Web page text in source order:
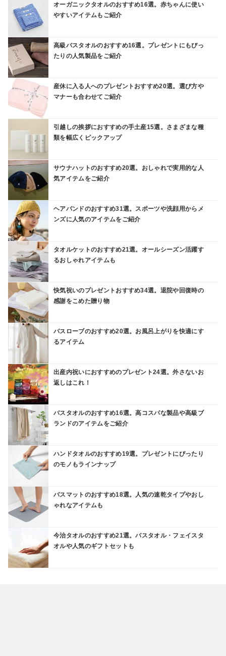
オーガニックタオルのおすすめ16選。赤ちゃんに使い
やすいアイテムもご紹介
高級バスタオルのおすすめ16選。プレゼントにもぴっ
たりの人気製品をご紹介
産休に入る人へのプレゼントおすすめ20選。選び方や
マナーも合わせてご紹介
引越しの挨拶におすすめの手土産15選。さまざまな種
類を幅広くピックアップ
サウナハットのおすすめ20選。おしゃれで実用的な人
気アイテムをご紹介
ヘアバンドのおすすめ31選。スポーツや洗顔用からメ
ンズに人気のアイテムをご紹介
タオルケットのおすすめ21選。オールシーズン活躍す
るおしゃれアイテムも
快気祝いのプレゼントおすすめ34選。退院や回復時の
感謝をこめた贈り物
バスローブのおすすめ20選。お風呂上がりを快適にす
るアイテム
出産内祝いにおすすめのプレゼント24選。外さないお
返しはこれ！
バスタオルのおすすめ16選。高コスパな製品や高級ブ
ランドのアイテムをご紹介
ハンドタオルのおすすめ19選。プレゼントにぴったり
のモノもラインナップ
バスマットのおすすめ18選。人気の速乾タイプやおし
ゃれなアイテムも
今治タオルのおすすめ21選。バスタオル・フェイスタ
オルや人気のギフトセットも